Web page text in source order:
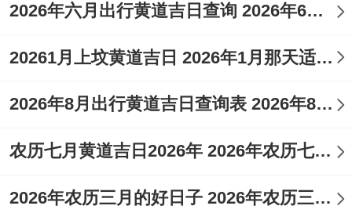
2026年六月出行黄道吉日查询 2026年6月26日出行吉时
20261月上坟黄道吉日 2026年1月那天适合上坟
2026年8月出行黄道吉日查询表 2026年8月出生几月备孕
农历七月黄道吉日2026年 2026年农历七月黄道吉日一览表
2026年农历三月的好日子 2026年农历三月是什么月